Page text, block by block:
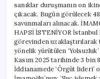
sanıklar duruşmanın on
çıkacak. Bugün görülecek
savunmaları alınacak.
HAPSİ İSTENİYOR İstanbul
görevinden
yönelik yürütülen
Kasım 2025 tarihinde 3 bin
İddianamede ‘Örgüt lideri’